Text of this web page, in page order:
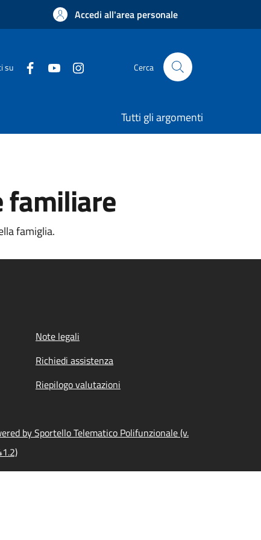
Accedi all'area personale
su Cerca
Tutti gli argomenti
familiare
famiglia.
Note legali
Richiedi assistenza
Riepilogo valutazioni
by Sportello Telematico Polifunzionale (v.